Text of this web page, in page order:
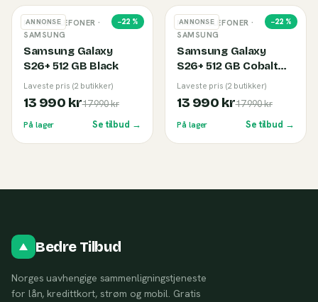
ANNONSE −22 %
MOBILTELEFONER ·
SAMSUNG
Samsung Galaxy
S26+ 512 GB Black
Laveste pris (2 butikker)
13 990 kr17 990 kr
På lager Se tilbud →
ANNONSE −22 %
MOBILTELEFONER ·
SAMSUNG
Samsung Galaxy
S26+ 512 GB Cobalt
Violet
Laveste pris (2 butikker)
13 990 kr17 990 kr
På lager Se tilbud →
Bedre Tilbud
Norges uavhengige sammenligningstjeneste
for lån, kredittkort, strøm og mobil. Gratis